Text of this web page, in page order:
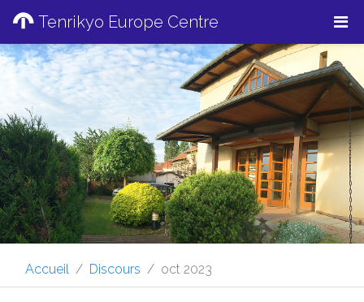
Tenrikyo Europe Centre
Accueil Discours oct 2023